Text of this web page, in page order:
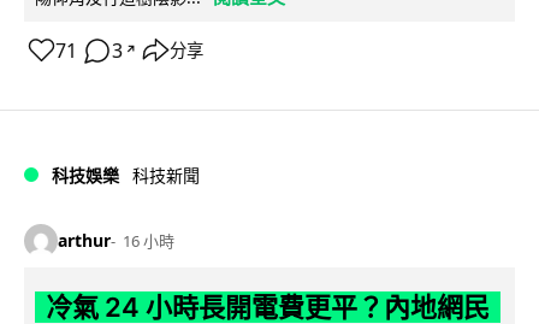
71 3 ↗ 分享
科技娛樂 科技新聞
arthur 16 小時
冷氣 24 小時長開電費更平？內地網民